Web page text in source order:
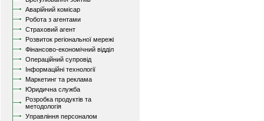
Аварійний комісар
Робота з агентами
Страховий агент
Розвиток регіональної мережі
Фінансово-економічний відділ
Операційний супровід
Інформаційні технології
Маркетинг та реклама
Юридична служба
Розробка продуктів та
методологія
Управління персоналом